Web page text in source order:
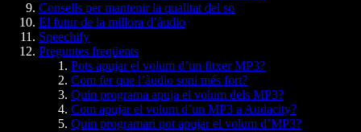
Consells per mantenir la qualitat del so
El futur de la millora d’àudio
Speechify
Preguntes freqüents
Pots apujar el volum d’un fitxer MP3?
Com fer que l’àudio soni més fort?
Quin programa apuja el volum dels MP3?
Com apujar el volum d’un MP3 a Audacity?
Quin programari pot apujar el volum d’MP3?